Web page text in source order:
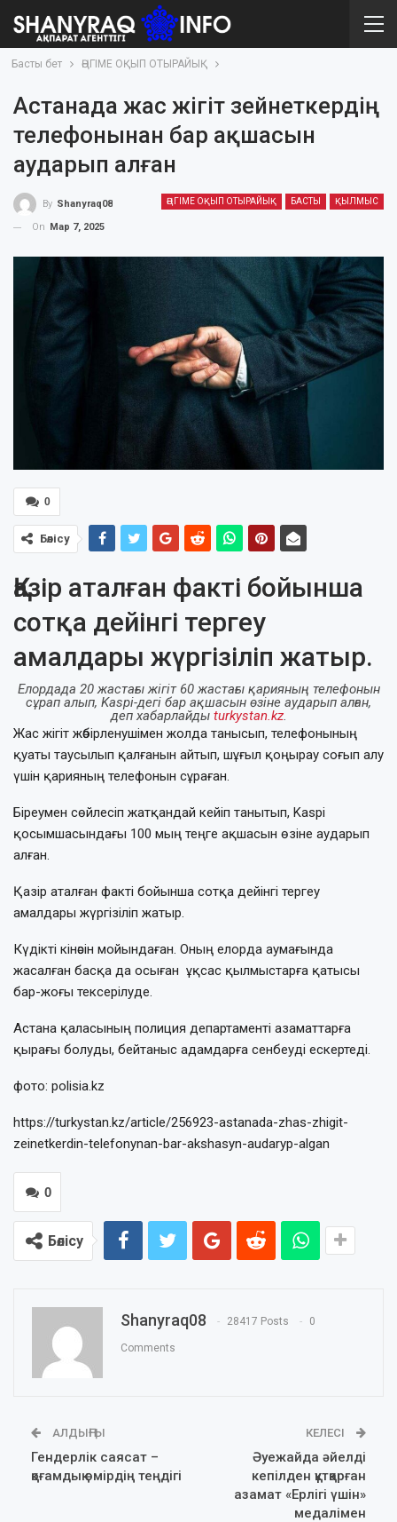
Басты бет ӘҢГІМЕ ОҚЫП ОТЫРАЙЫҚ
Астанада жас жігіт зейнеткердің
телефонынан бар ақшасын
аударып алған
ӘҢГІМЕ ОҚЫП ОТЫРАЙЫҚ БАСТЫ ҚЫЛМЫС
By Shanyraq08
On
Мар 7, 2025
0
Бөлісу
Қазір аталған факті бойынша
сотқа дейінгі тергеу
амалдары жүргізіліп жатыр.
Елордада 20 жастағы жігіт 60 жастағы қарияның телефонын
сұрап алып, Kaspi-дегі бар ақшасын өзіне аударып алған,
деп хабарлайды turkystan.kz.
Жас жігіт жәбірленушімен жолда танысып, телефонының
қуаты таусылып қалғанын айтып, шұғыл қоңырау соғып алу
үшін қарияның телефонын сұраған.
Біреумен сөйлесіп жатқандай кейіп танытып, Kaspi
қосымшасындағы 100 мың теңге ақшасын өзіне аударып
алған.
Қазір аталған факті бойынша сотқа дейінгі тергеу
амалдары жүргізіліп жатыр.
Күдікті кінәсін мойындаған. Оның елорда аумағында
жасалған басқа да осыған ұқсас қылмыстарға қатысы
бар-жоғы тексерілуде.
Астана қаласының полиция департаменті азаматтарға
қырағы болуды, бейтаныс адамдарға сенбеуді ескертеді.
фото: polisia.kz
https://turkystan.kz/article/256923-astanada-zhas-zhigit-
zeinetkerdin-telefonynan-bar-akshasyn-audaryp-algan
0
Бөлісу
Shanyraq08 28417 Posts 0
Comments
АЛДЫҢҒЫ
Гендерлік саясат –
қоғамдық өмірдің теңдігі
КЕЛЕСІ
Әуежайда әйелді
кепілден құтқарған
азамат «Ерлігі үшін»
медалімен